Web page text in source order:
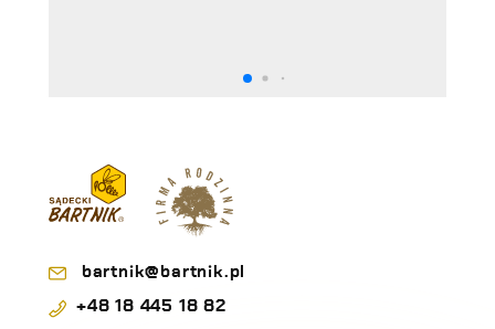
bartnik@bartnik.pl
+48 18 445 18 82